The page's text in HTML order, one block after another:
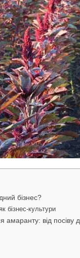
бізнес?
бізнес-культури
амаранту: від посіву